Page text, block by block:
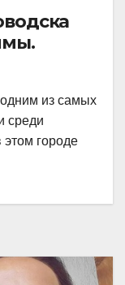
одним из самых
среди
городе